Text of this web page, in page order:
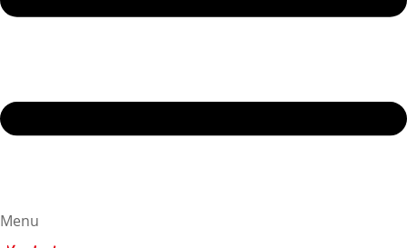
Menu